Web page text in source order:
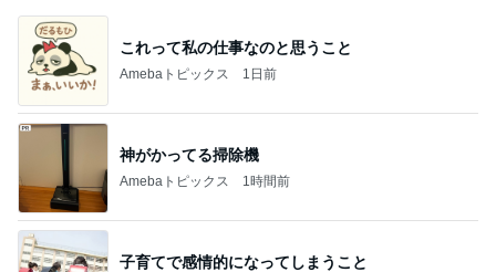
これって私の仕事なのと思うこと
Amebaトピックス 1日前
神がかってる掃除機
Amebaトピックス 1時間前
子育てで感情的になってしまうこと